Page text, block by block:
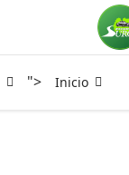
"> Inicio